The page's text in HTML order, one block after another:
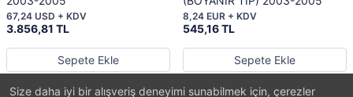
Size daha iyi bir alışveriş deneyimi sunabilmek için, çerezler
3.856,81 TL
67,24 USD + KDV
Sepete Ekle
545,16 TL
8,24 EUR + KDV
Sepete Ekle